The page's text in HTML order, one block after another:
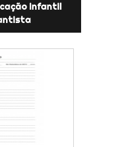
infantil